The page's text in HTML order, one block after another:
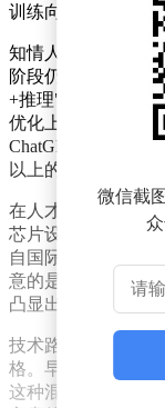
训练向应用推理的
知情人士证实，
阶段仍处于技术验
+推理"双芯片架构
优化上。这种差异
ChatGPT等生成式
以上的速度增长，
在人才布局方面，
芯片设计专家，组
自国际知名半导体
意的是，其招聘启
凸显出硬件定制化
技术路线选择上，
格。早期产品曾同
这种混合架构既保
微信截